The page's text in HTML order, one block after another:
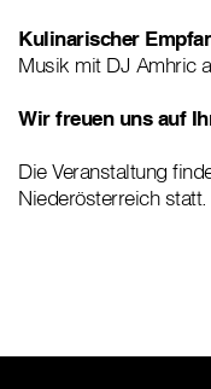
Kulinarischer
Musik mit DJ Amhric
Wir freuen uns auf
Die Veranstaltung
Niederösterreich statt.